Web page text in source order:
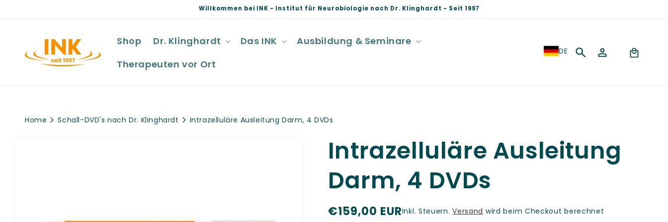
Willkommen bei INK - Institut für Neurobiologie nach Dr. Klinghardt - Seit 1997
Shop Dr. Klinghardt Das INK
Ausbildung & Seminare
Therapeuten vor Ort
S
c
h
DE EinloggenWarenkorb
Home Schall-DVD's nach Dr. Klinghardt Intrazelluläre Ausleitung Darm, 4 DVDs
Intrazelluläre Ausleitung
Darm, 4 DVDs
N
€159,00 EURInkl. Steuern.Versand wird beim Checkout berechnet